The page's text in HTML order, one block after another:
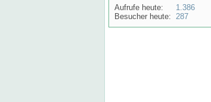
Aufrufe heute:
Besucher heute:
1.386
287